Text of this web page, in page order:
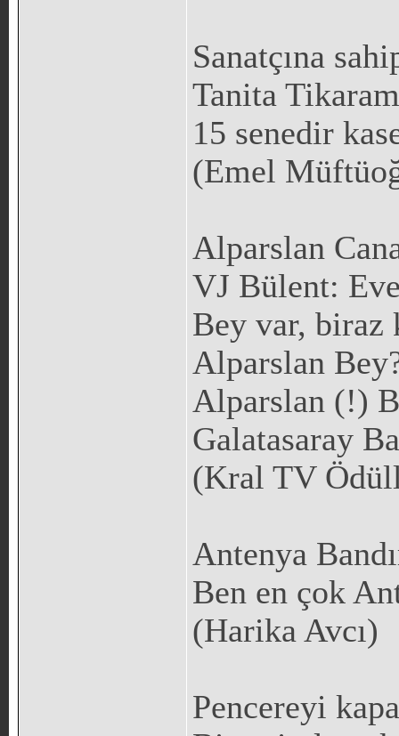
Sanatçına
Tanita
15 senedir
(Emel
Alparslan
VJ Bülent:
Bey var, biraz
Alparslan
Alparslan (!)
Galatasaray
(Kral TV
Antenya
Ben en çok
(Harika Avcı)
Pencereyi